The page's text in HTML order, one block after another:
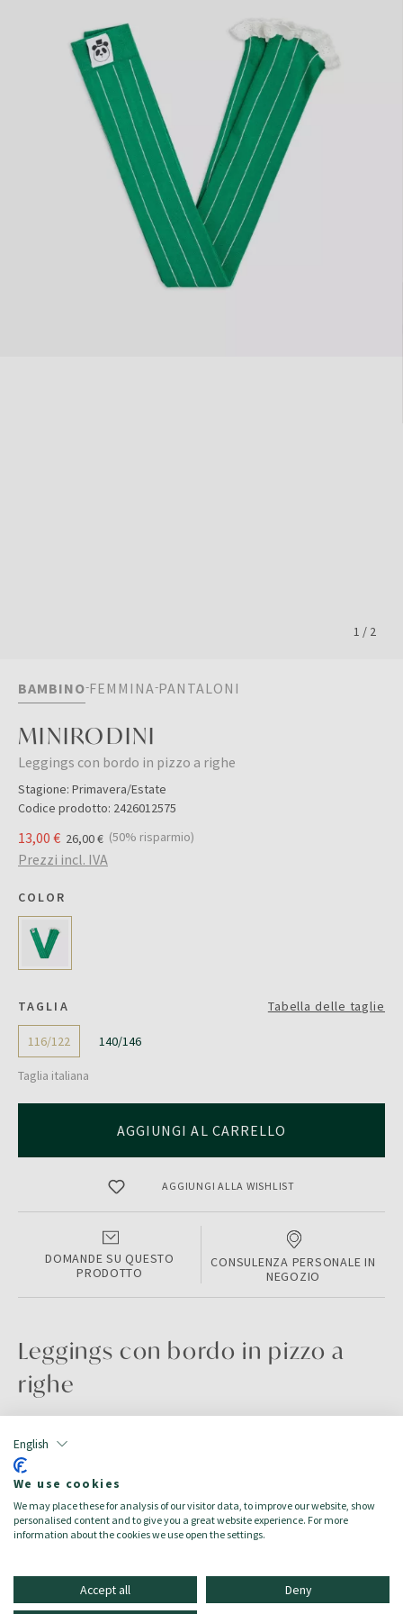
English
We use cookies
We may place these for analysis of our visitor data, to improve our website, show
personalised content and to give you a great website experience. For more
information about the cookies we use open the settings.
Accept all Deny
1 / 2
BAMBINO FEMMINA PANTALONI
MINIRODINI
Leggings con bordo in pizzo a righe
Stagione: Primavera/Estate
Codice prodotto: 2426012575
13,00 € 26,00 € (50% risparmio)
Prezzi incl. IVA
COLOR
TAGLIA Tabella delle taglie
116/122 140/146
Taglia italiana
AGGIUNGI AL CARRELLO
AGGIUNGI ALLA WISHLIST
DOMANDE SU QUESTO
PRODOTTO
CONSULENZA PERSONALE IN
NEGOZIO
Leggings con bordo in pizzo a
righe
Color:
Taglia:116/122
Target:Mädchen/Bambina